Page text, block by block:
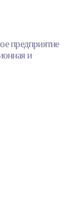
предприятие
и